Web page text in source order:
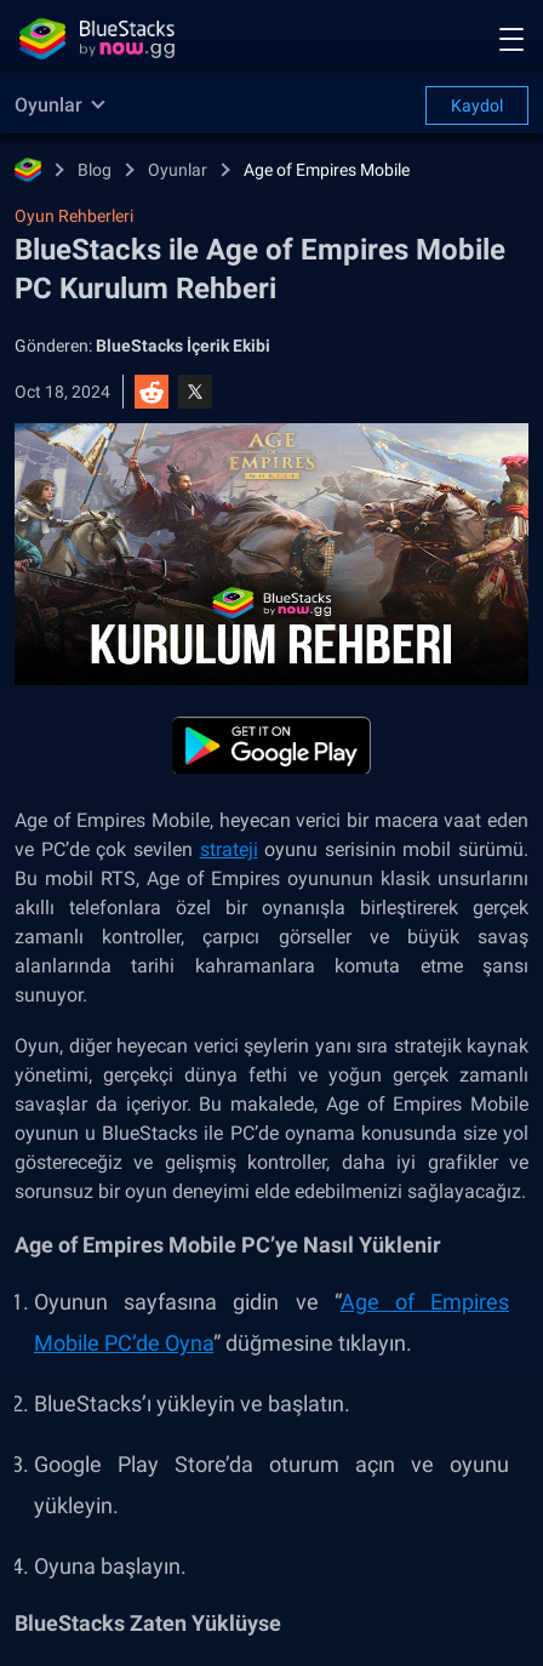
Oyunlar Kaydol
Blog Oyunlar Age of Empires Mobile
Oyun Rehberleri
BlueStacks ile Age of Empires Mobile
PC Kurulum Rehberi
Gönderen: BlueStacks İçerik Ekibi
Oct 18, 2024
Age of Empires Mobile, heyecan verici bir macera vaat eden
ve PC’de çok sevilen strateji oyunu serisinin mobil sürümü.
Bu mobil RTS, Age of Empires oyununun klasik unsurlarını
akıllı telefonlara özel bir oynanışla birleştirerek gerçek
zamanlı kontroller, çarpıcı görseller ve büyük savaş
alanlarında tarihi kahramanlara komuta etme şansı
sunuyor.
Oyun, diğer heyecan verici şeylerin yanı sıra stratejik kaynak
yönetimi, gerçekçi dünya fethi ve yoğun gerçek zamanlı
savaşlar da içeriyor. Bu makalede, Age of Empires Mobile
oyunun u BlueStacks ile PC’de oynama konusunda size yol
göstereceğiz ve gelişmiş kontroller, daha iyi grafikler ve
sorunsuz bir oyun deneyimi elde edebilmenizi sağlayacağız.
Age of Empires Mobile PC’ye Nasıl Yüklenir
Oyunun sayfasına gidin ve “Age of Empires
Mobile PC’de Oyna”düğmesine tıklayın.
BlueStacks’ı yükleyin ve başlatın.
Google Play Store’da oturum açın ve oyunu
yükleyin.
Oyuna başlayın.
BlueStacks Zaten Yüklüyse